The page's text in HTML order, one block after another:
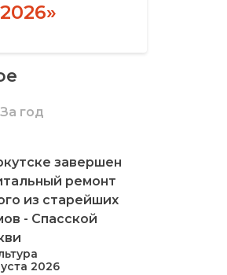
За год
завершен
ремонт
из старейших
- Спасской
2026